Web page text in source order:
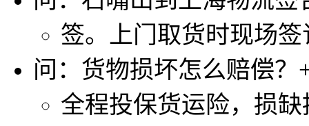
签。上门取货时现场
问：货物损坏怎么赔偿？
全程投保货运险，损